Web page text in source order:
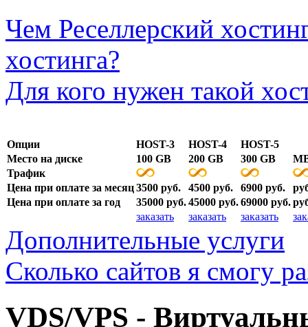
Чем Реселлерский
хостинга?
Для кого нужен такой
Опции HOST-3 HOST-4
HOST-5
Место на диске
100 GB 200 GB 300 GB
Трафик
Цена при оплате за месяц3500 руб. 4500 руб. 6900 руб.
Цена при оплате за год
35000 руб.45000 руб.69000 руб.
заказать
заказать заказать
Дополнительные услуги
Сколько сайтов я смогу
VDS/VPS -